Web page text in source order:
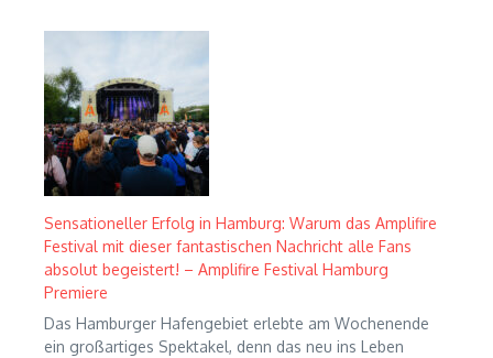
Sensationeller Erfolg in Hamburg: Warum das Amplifire
Festival mit dieser fantastischen Nachricht alle Fans
absolut begeistert! – Amplifire Festival Hamburg
Premiere
Das Hamburger Hafengebiet erlebte am Wochenende
ein großartiges Spektakel, denn das neu ins Leben